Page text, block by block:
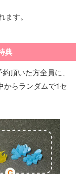
す。
典
頂いた方全員に、
からランダムで1セ